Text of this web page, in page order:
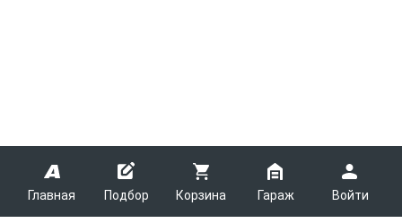
Главная Подбор Корзина Гараж Войти